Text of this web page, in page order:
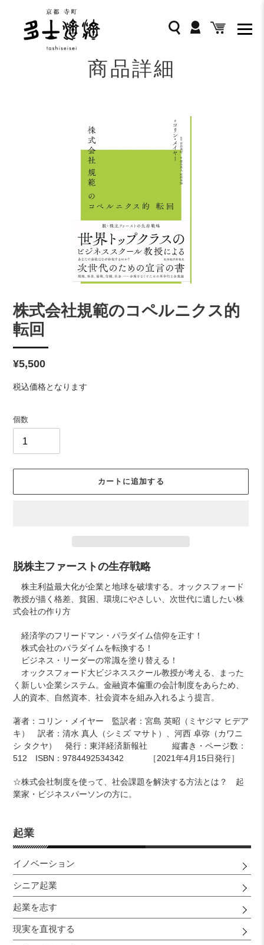
検索 ログインカート
商品詳細
起業
イノベーション
シニア起業
起業を志す
現実を直視する
株式会社規範のコペルニクス的
転回
通
価
¥5,500
税込価格となります
個数
カートに追加する
カ
に
商
る
脱株主ファーストの生存戦略
株主利益最大化が企業と地球を破壊する。オックスフォード
教授が描く格差、貧困、環境にやさしい、次世代に遺したい株
式会社の作り方
経済学のフリードマン・パラダイム信仰を正す！
株式会社のパラダイムを転換する！
ビジネス・リーダーの常識を塗り替える！
オックスフォード大ビジネススクール教授が考える、
まった
く新しい企業システム。金融資本偏重の会計制度をあらため、
人的資本、自然資本、社会資本を組み入れるよう提言。
著者：コリン・メイヤー 監訳者：宮島 英昭（ミヤジマ ヒデア
キ） 訳者：清水 真人（シミズ マサト）、河西 卓弥（カワニ
シ タクヤ） 発行：東洋経済新報社 縦書き・ページ数：
512 ISBN：9784492534342 ［2021年4月15日発行］
☆株式会社制度を使って、社会課題を解決する方法とは？ 起
業家・ビジネスパーソンの方に。